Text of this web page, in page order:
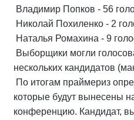
Владимир Попков - 56
Николай Похиленко - 2
Наталья Ромахина - 9
Выборщики могли
нескольких кандидатов
По итогам праймериз
которые будут вынесены
конференцию. Кандидат,